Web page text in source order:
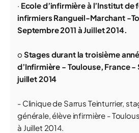
· Ecole d’infirmière à l’Institut de
infirmiers Rangueil-Marchant -
Septembre 2011 à Juillet 2014.
o Stages durant la troisième
d’Infirmière - Toulouse, France -
juillet 2014
- Clinique de Sarrus Teinturrier,
générale, élève infirmière -
à Juillet 2014.